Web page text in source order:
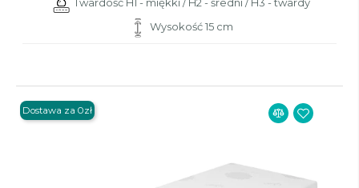
Twardość H1 - miękki / H2 - średni / H3 - twardy
Wysokość 15 cm
Dostawa za 0zł